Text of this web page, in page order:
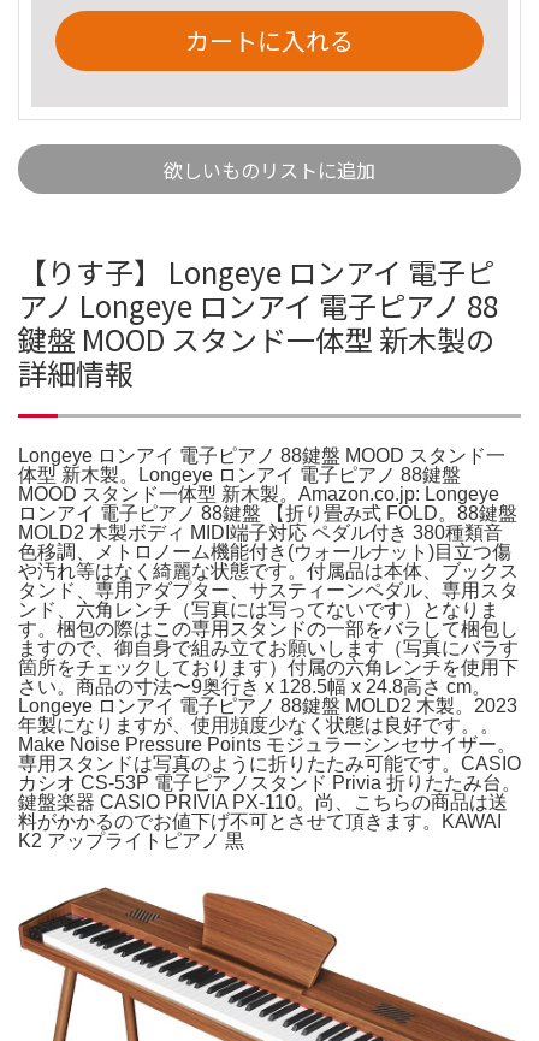
カートに入れる
欲しいものリストに追加
【りす子】 Longeye ロンアイ 電子ピ
アノ Longeye ロンアイ 電子ピアノ 88
鍵盤 MOOD スタンド一体型 新木製の
詳細情報
Longeye ロンアイ 電子ピアノ 88鍵盤 MOOD スタンド一
体型 新木製。Longeye ロンアイ 電子ピアノ 88鍵盤
MOOD スタンド一体型 新木製。Amazon.co.jp: Longeye
ロンアイ 電子ピアノ 88鍵盤 【折り畳み式 FOLD。88鍵盤
MOLD2 木製ボディ MIDI端子対応 ペダル付き 380種類音
色移調、メトロノーム機能付き(ウォールナット)目立つ傷
や汚れ等はなく綺麗な状態です。付属品は本体、ブックス
タンド、専用アダプター、サスティーンペダル、専用スタ
ンド、六角レンチ（写真には写ってないです）となりま
す。梱包の際はこの専用スタンドの一部をバラして梱包し
ますので、御自身で組み立てお願いします（写真にバラす
箇所をチェックしております）付属の六角レンチを使用下
さい。商品の寸法〜9奥行き x 128.5幅 x 24.8高さ cm。
Longeye ロンアイ 電子ピアノ 88鍵盤 MOLD2 木製。2023
年製になりますが、使用頻度少なく状態は良好です。。
Make Noise Pressure Points モジュラーシンセサイザー。
専用スタンドは写真のように折りたたみ可能です。CASIO
カシオ CS-53P 電子ピアノスタンド Privia 折りたたみ台。
鍵盤楽器 CASIO PRIVIA PX-110。尚、こちらの商品は送
料がかかるのでお値下げ不可とさせて頂きます。KAWAI
K2 アップライトピアノ 黒